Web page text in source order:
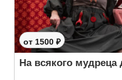
от 1500 ₽
На всякого